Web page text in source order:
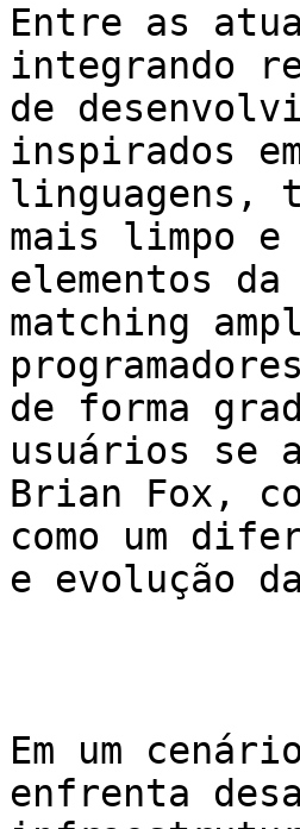
Entre as
integrando
de
inspirados
linguagens,
mais limpo
elementos
matching
de forma
usuários se
Brian Fox,
como um
e evolução
Em um
enfrenta